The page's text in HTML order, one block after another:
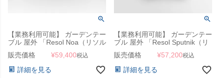
【業務利用可能】 ガーデンテー
ブル 屋外 「Resol Noa（リソル
ノア テーブル
160cm×90cm）」
販売価格 ¥59,400税込
詳細を見る
【業務利用可能】 ガーデンテー
ブル 屋外 「Resol Sputnik（リ
ソル スプートニック スクエア
テーブル 70cm×70cm）」カフ
ェテーブル
販売価格 ¥57,200税込
詳細を見る